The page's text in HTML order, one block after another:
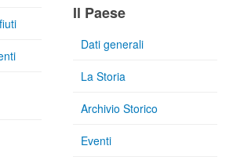
Il Paese
Dati generali
La Storia
Archivio Storico
Eventi